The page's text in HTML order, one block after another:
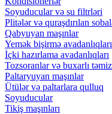
Soyuducular və su filtrləri
Plitələr və quraşdırılan
Qabyuyan maşınlar
Yemək bişirmə avadanlıqları
İçki hazırlama avadanlıqları
Tozsoranlar və buxarlı
Paltaryuyan maşınlar
Ütülər və paltarlara qulluq
Soyuducular
Tikiş maşınları